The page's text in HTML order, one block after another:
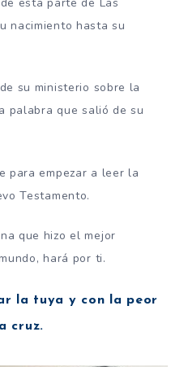
nacimiento hasta su
su ministerio sobre la
palabra que salió de su
para empezar a leer la
Testamento.
que hizo el mejor
hará por ti.
la tuya y con la peor
cruz.